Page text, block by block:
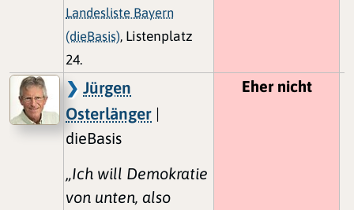
Landesliste Bayern
(dieBasis), Listenplatz
24.
Jürgen
Osterlänger |
dieBasis
„Ich will Demokratie
von unten, also
Eher nicht